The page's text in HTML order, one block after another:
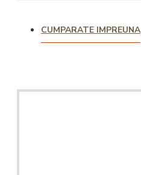
CUMPARATE IMPREUNA